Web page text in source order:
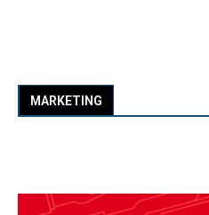
MARKETING